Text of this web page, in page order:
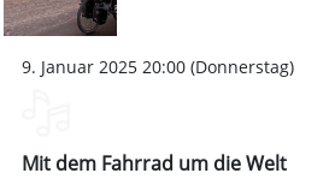
9. Januar 2025 20:00 (Donnerstag)
Mit dem Fahrrad um die Welt